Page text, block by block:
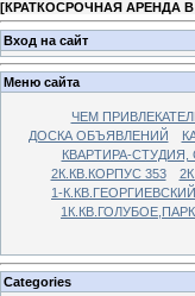
[КРАТКОСРОЧНАЯ АРЕНДА В
Вход на сайт
Меню сайта
ЧЕМ
ДОСКА ОБЪЯВЛЕНИЙ
КВАРТИРА-СТУДИЯ,
2К.КВ.КОРПУС 353
1-
Categories